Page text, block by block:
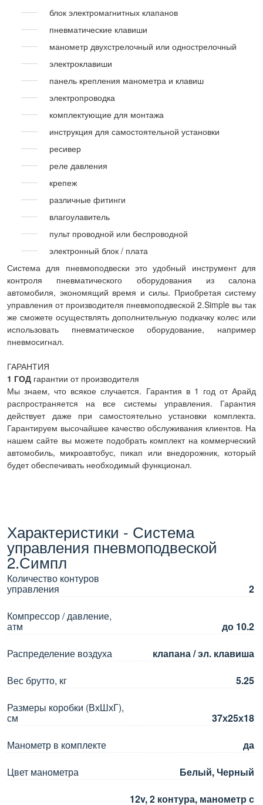
блок электромагнитных клапанов
пневматические клавиши
манометр двухстрелочный или однострелочный
электроклавиши
панель крепления манометра и клавиш
электропроводка
комплектующие для монтажа
инструкция для самостоятельной установки
ресивер
реле давления
крепеж
различные фитинги
влагоулавитель
пульт проводной или беспроводной
электронный блок / плата
Система для пневмоподвески это удобный инструмент для
контроля пневматического оборудования из салона
автомобиля, экономящий время и силы. Приобретая систему
управления от производителя пневмоподвеской 2.Simple вы так
же сможете осуществлять дополнительную подкачку колес или
использовать пневматическое оборудование, например
пневмосигнал.
ГАРАНТИЯ
1 ГОД гарантии от производителя
Мы знаем, что всякое случается. Гарантия в 1 год от Арайд
распространяется на все системы управления. Гарантия
действует даже при самостоятельно установки комплекта.
Гарантируем высочайшее качество обслуживания клиентов. На
нашем сайте вы можете подобрать комплект на коммерческий
автомобиль, микроавтобус, пикап или внедорожник, который
будет обеспечивать необходимый функционал.
Характеристики - Система
управления пневмоподвеской
2.Симпл
Количество контуров
управления
2
Компрессор / давление,
атм
до 10.2
Распределение воздуха
клапана / эл. клавиша
Вес брутто, кг
5.25
Размеры коробки (ВхШхГ),
см
37х25х18
Манометр в комплекте
да
Цвет манометра
Белый, Черный
12v, 2 контура, манометр с